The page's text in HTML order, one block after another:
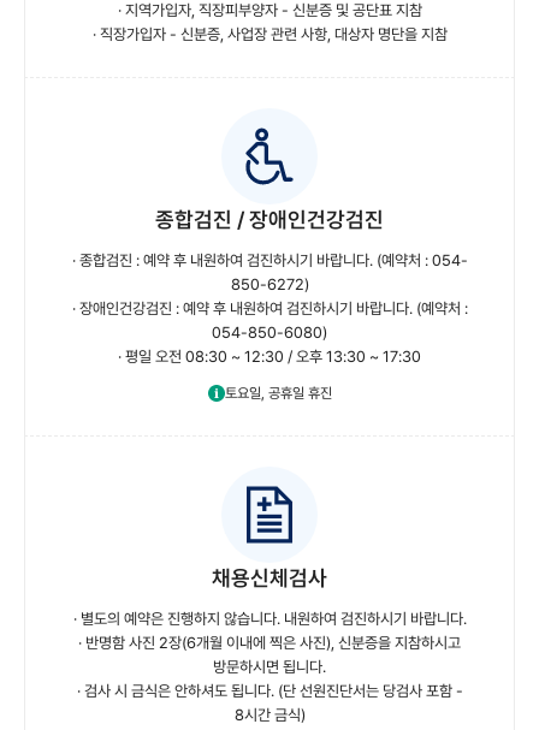
· 지역가입자, 직장피부양자 - 신분증 및 공단표 지참
· 직장가입자 - 신분증, 사업장 관련 사항, 대상자 명단을 지참
종합검진 / 장애인건강검진
· 종합검진 : 예약 후 내원하여 검진하시기 바랍니다. (예약처 : 054-
850-6272)
· 장애인건강검진 : 예약 후 내원하여 검진하시기 바랍니다. (예약처 :
054-850-6080)
· 평일 오전 08:30 ~ 12:30 / 오후 13:30 ~ 17:30
토요일, 공휴일 휴진
채용신체검사
· 별도의 예약은 진행하지 않습니다. 내원하여 검진하시기 바랍니다.
· 반명함 사진 2장(6개월 이내에 찍은 사진), 신분증을 지참하시고
방문하시면 됩니다.
· 검사 시 금식은 안하셔도 됩니다. (단 선원진단서는 당검사 포함 -
8시간 금식)